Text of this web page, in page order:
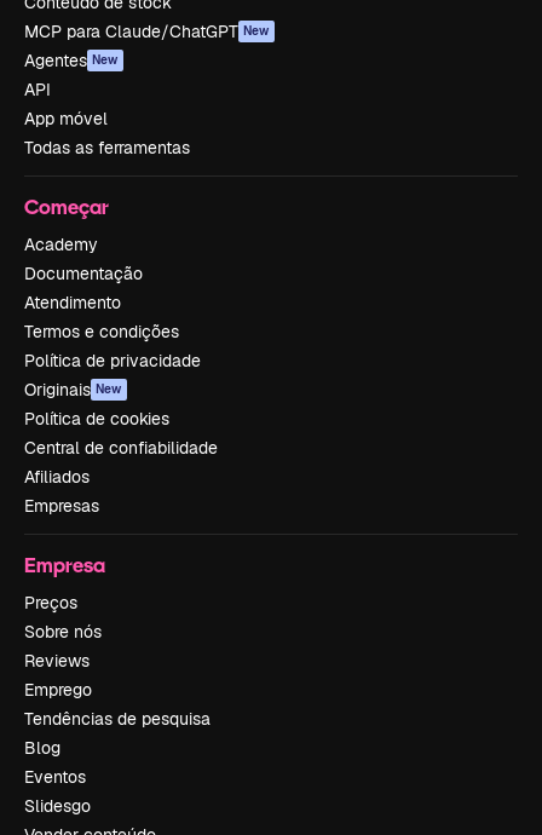
MCP para Claude/ChatGPT New
Agentes New
API
App móvel
Todas as ferramentas
Começar
Academy
Documentação
Atendimento
Termos e condições
Política de privacidade
Originais New
Política de cookies
Central de confiabilidade
Afiliados
Empresas
Empresa
Preços
Sobre nós
Reviews
Emprego
Tendências de pesquisa
Blog
Eventos
Slidesgo